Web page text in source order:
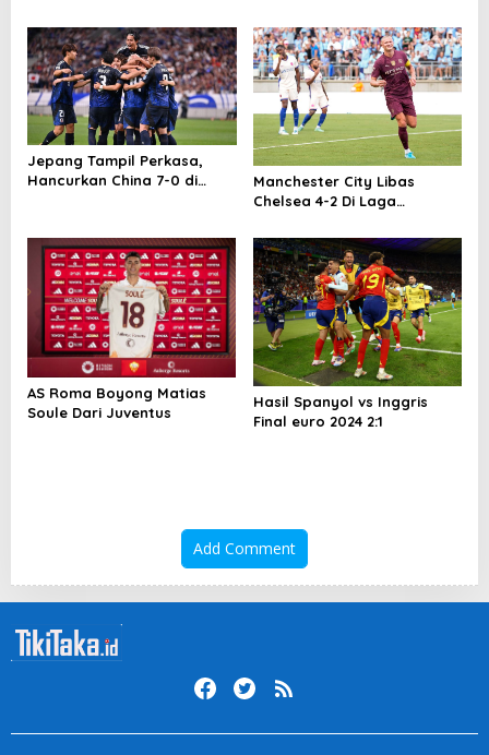
Jepang Tampil Perkasa,
Hancurkan China 7-0 di
Manchester City Libas
Chelsea 4-2 Di Laga
AS Roma Boyong Matias
Soule Dari Juventus
Hasil Spanyol vs Inggris
Final euro 2024 2:1
Add Comment